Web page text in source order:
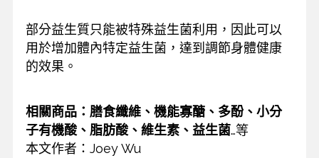
部分益生質只能被特殊益生菌利用，因此可以
用於增加體內特定益生菌，達到調節身體健康
的效果。
相關商品：膳食纖維、機能寡醣、多酚、小分
子有機酸、脂肪酸、維生素、益生菌…等
本文作者：Joey Wu